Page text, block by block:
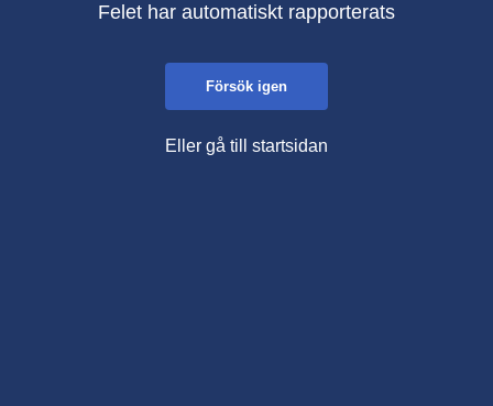
Felet har automatiskt rapporterats
Försök igen
Eller gå till startsidan